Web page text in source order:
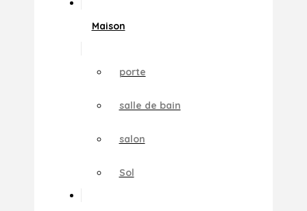
Maison
porte
salle de bain
salon
Sol